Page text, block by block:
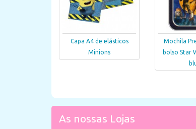
Capa A4 de elásticos
Minions
Mochila
bolso Star
As nossas Lojas